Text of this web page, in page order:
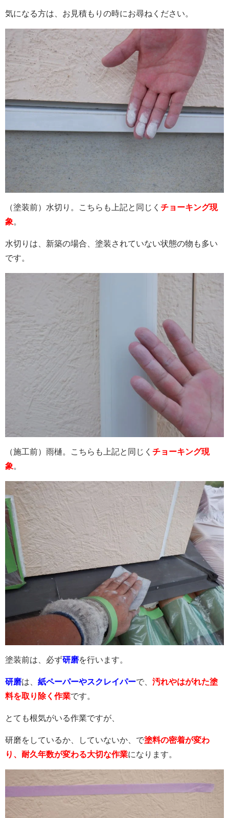
気になる方は、お見積もりの時にお尋ねください。
（塗装前）水切り。こちらも上記と同じく チョーキング現
象。
水切りは、新築の場合、塗装されていない状態の物も多い
です。
（施工前）雨樋。こちらも上記と同じく チョーキング現
象。
塗装前は、必ず研磨を行います。
研磨は、 紙ペーパーやスクレイパーで、 汚れやはがれた塗
料を取り除く作業です。
とても根気がいる作業ですが、
研磨をしているか、していないか、で塗料の密着が変わ
り、耐久年数が変わる大切な作業になります。